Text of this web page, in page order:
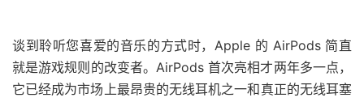
谈到聆听您喜爱的音乐的方式时，Apple 的 AirPods 简直
就是游戏规则的改变者。AirPods 首次亮相才两年多一点，
它已经成为市场上最昂贵的无线耳机之一和真正的无线耳塞